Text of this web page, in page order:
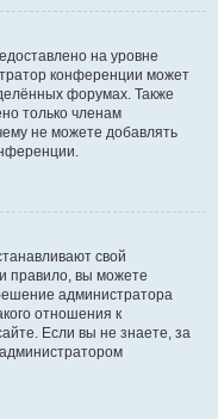
на уровне
конференции может
форумах. Также
только членам
не можете добавлять
свой
правило, вы можете
администратора
отношения к
Если вы не знаете, за